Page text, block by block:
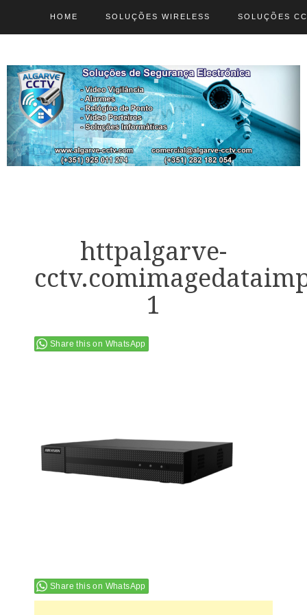
HOME SOLUÇÕES WIRELESS SOLUÇÕES
httpalgarve-
1
Share this on WhatsApp
Share this on WhatsApp